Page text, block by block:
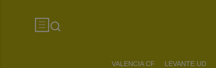
VALENCIA CF LEVANTE UD